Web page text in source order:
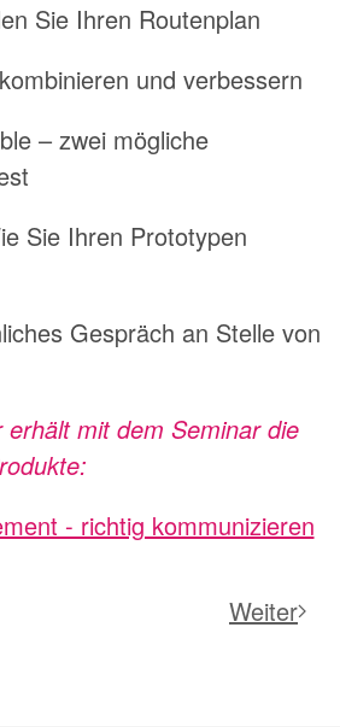
Sie Ihren Routenplan
und verbessern
– zwei mögliche
Sie Ihren Prototypen
Gespräch an Stelle von
erhält mit dem Seminar die
- richtig kommunizieren
Weiter